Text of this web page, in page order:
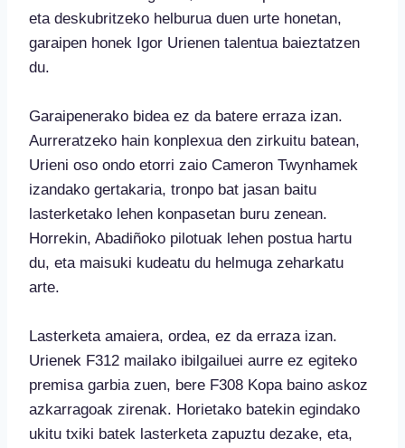
eta deskubritzeko helburua duen urte honetan,
garaipen honek Igor Urienen talentua baieztatzen
du.
Garaipenerako bidea ez da batere erraza izan.
Aurreratzeko hain konplexua den zirkuitu batean,
Urieni oso ondo etorri zaio Cameron Twynhamek
izandako gertakaria, tronpo bat jasan baitu
lasterketako lehen konpasetan buru zenean.
Horrekin, Abadiñoko pilotuak lehen postua hartu
du, eta maisuki kudeatu du helmuga zeharkatu
arte.
Lasterketa amaiera, ordea, ez da erraza izan.
Urienek F312 mailako ibilgailuei aurre ez egiteko
premisa garbia zuen, bere F308 Kopa baino askoz
azkarragoak zirenak. Horietako batekin egindako
ukitu txiki batek lasterketa zapuztu dezake, eta,